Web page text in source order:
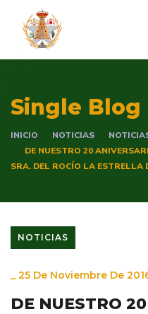
Single Blog
INICIO NOTICIAS
DE NUESTRO 20
SRA. DEL ROCÍO LA ESTRELLA
NOTICIAS
25 De Noviembre De
DE NUESTRO